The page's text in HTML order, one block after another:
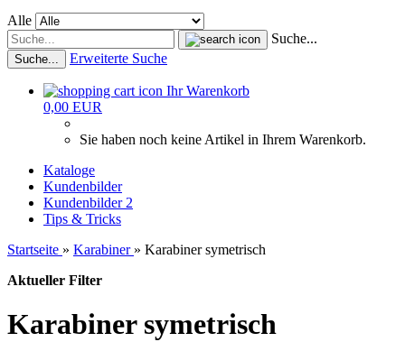
Alle
Suche...
Suche... Erweiterte Suche
Ihr Warenkorb
0,00 EUR
Sie haben noch keine Artikel in Ihrem Warenkorb.
Kataloge
Kundenbilder
Kundenbilder 2
Tips & Tricks
Startseite » Karabiner » Karabiner symetrisch
Aktueller Filter
Karabiner symetrisch